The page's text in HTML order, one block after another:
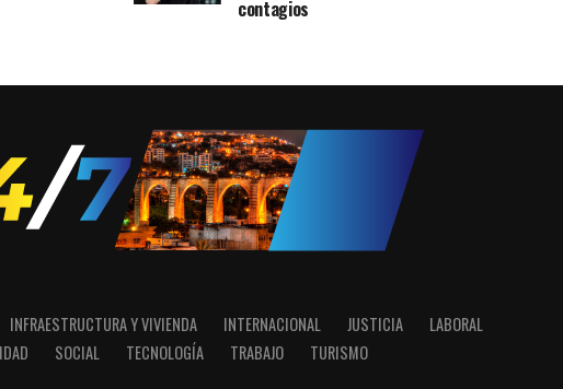
contagios
INFRAESTRUCTURA Y VIVIENDA INTERNACIONAL JUSTICIA
LABORAL
SOCIAL TECNOLOGÍA TRABAJO TURISMO